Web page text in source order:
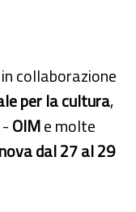
in collaborazione
per la cultura,
OIMe molte
dal 27 al 29